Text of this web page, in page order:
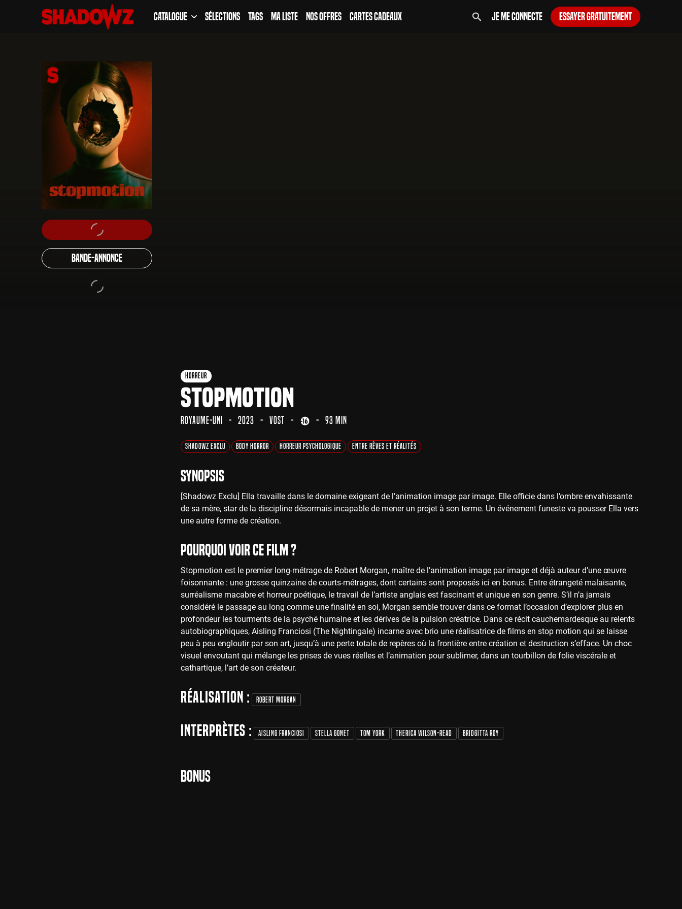
Catalogue Sélections Tags Ma Liste Nos Offres Cartes Cadeaux Je me connecte Essayer gratuitement
Bande-annonce
Horreur
Stopmotion
Royaume-Uni 2023 VOST 93 min
Shadowz Exclu Body Horror Horreur Psychologique Entre Rêves et Réalités
Synopsis
[Shadowz Exclu] Ella travaille dans le domaine exigeant de l’animation image par image. Elle officie dans l’ombre envahissante
de sa mère, star de la discipline désormais incapable de mener un projet à son terme. Un événement funeste va pousser Ella vers
une autre forme de création.
Pourquoi voir ce film ?
Stopmotion est le premier long-métrage de Robert Morgan, maître de l’animation image par image et déjà auteur d’une œuvre
foisonnante : une grosse quinzaine de courts-métrages, dont certains sont proposés ici en bonus. Entre étrangeté malaisante,
surréalisme macabre et horreur poétique, le travail de l’artiste anglais est fascinant et unique en son genre. S’il n’a jamais
considéré le passage au long comme une finalité en soi, Morgan semble trouver dans ce format l’occasion d’explorer plus en
profondeur les tourments de la psyché humaine et les dérives de la pulsion créatrice. Dans ce récit cauchemardesque au relents
autobiographiques, Aisling Franciosi (The Nightingale) incarne avec brio une réalisatrice de films en stop motion qui se laisse
peu à peu engloutir par son art, jusqu’à une perte totale de repères où la frontière entre création et destruction s’efface. Un choc
visuel envoutant qui mélange les prises de vues réelles et l’animation pour sublimer, dans un tourbillon de folie viscérale et
cathartique, l’art de son créateur.
Réalisation : Robert Morgan
Interprètes : Aisling Franciosi Stella Gonet Tom York Therica Wilson-Read Bridgitta Roy
Bonus